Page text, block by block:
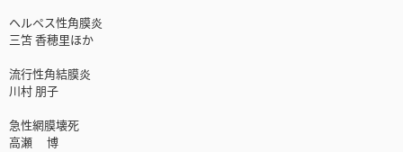
ヘルペス性角膜炎
三笘 香穂里ほか
流行性角結膜炎
川村 朋子
急性網膜壊死
高瀬 博